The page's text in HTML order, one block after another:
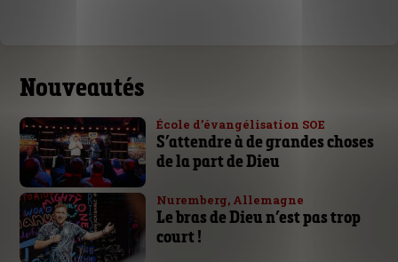
Nouveautés
École d’évangélisation SOE
S’attendre à de grandes choses
de la part de Dieu
Nuremberg, Allemagne
Le bras de Dieu n’est pas trop
court !